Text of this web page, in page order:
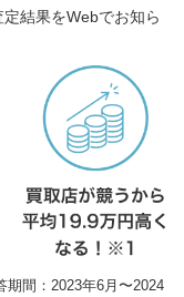
結果をWebでお知ら
間：2023年6月〜2024